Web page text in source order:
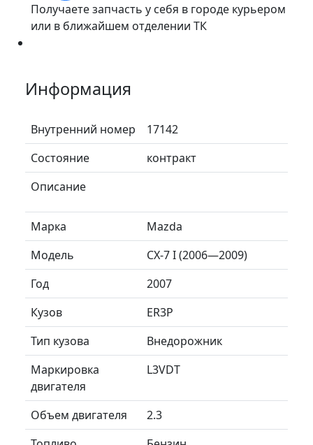
Получаете запчасть у себя в городе курьером
или в ближайшем отделении ТК
Информация
Внутренний номер
17142
Состояние
контракт
Описание
Марка
Mazda
Модель
CX-7 I (2006—2009)
Год
2007
Кузов
ER3P
Тип кузова
Внедорожник
Маркировка
двигателя
L3VDT
Объем двигателя
2.3